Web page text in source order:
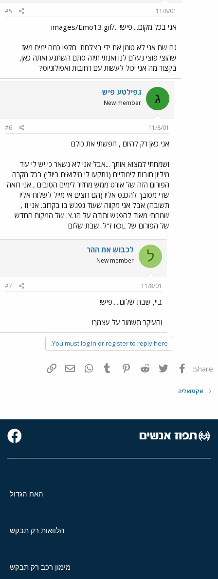
11/8/01
#5
אני בכל מקום....פיש! ../images/Emo13.gif
גם שם אני לא טומן את ידי בצלחת חלפו כמה ימים מאז
שהוצי פוצי נעלם לנו ואנתי תיזה סתם השתגע ואתה כאן,
בקצור מה אני יכול לעשות עם רחובות ואפולוניוס?
ג גפילטע פיש
New member
11/8/01
#6
אני כאן רק להיום , חפשתי את כולם
ושמחתי למצוא אותך ...אבל אני לא נשאר כי יש לי עוד
מיליון חובות לימודיים (נתקעו לי מילואים ביולי) בכל מקרה
הפורום הזה של אורט ממש מחזיר לימים הטובים , אני רואה
שדי מסובך להכנס אליו (הם רוצים אי מייל לשלוח אליו
תשובה) אבל אני מקווה שעוד נפגש בו בקרוב. אני זז ,
שמחתי מאוד להפגש ותודה על הנ.צ. של המקום החדש
של הפורום של IOL ז"ל. שבת שלום
ל לכבוש את ההר
New member
11/8/01
#7
ביי, שבת שלום.....פיש!
והעיקר תשמור על עצמך!
You must log in or register to reply here.
Share: פייסבוק Twitter
Reddit
Pinterest
Tumblr
WhatsAppדואר אלקטרוני
אקטואליה
האח הגדול
הלוואות רק תבקש
מימון רכב רק תבקש